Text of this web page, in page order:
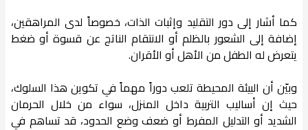
كما أشار إلى دور التقليد وإثبات الذات، خصوصاً لدى المراهقين،
إضافة إلى الشعور بالظلم أو الانتقام الناتج عن قسوة أو ضغط
يتعرض له الطفل من الأهل أو الأقران.
وبيّن أن البيئة المحيطة تلعب دوراً مهماً في تكوين هذا السلوك،
حيث إن أساليب التربية داخل المنزل، سواء من خلال الحرمان
الشديد أو التدليل المفرط أو ضعف وضع الحدود، قد تساهم في